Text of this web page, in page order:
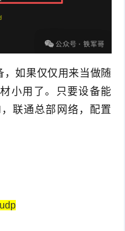
，如果仅仅用来当做随
小用了。只要设备能
联通总部网络，配置